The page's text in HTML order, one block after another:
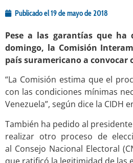
Publicado el19 de mayo de 2018
Pese a las garantías que ha
domingo, la Comisión
país suramericano a convocar
“La Comisión estima que el
con las condiciones mínimas
Venezuela”, según dice la CIDH
También ha pedido al
realizar otro proceso de
al Consejo Nacional Electoral